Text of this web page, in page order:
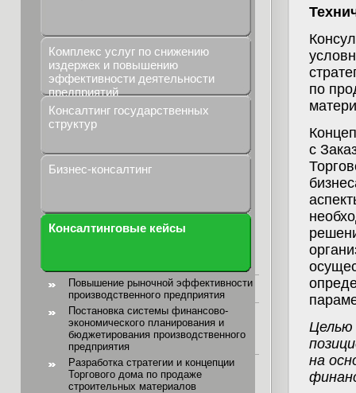
Комплекс услуг по снижению
издержек и повышению
эффективности деятельности
предприятий
Консалтинг государственных
структур
Бизнес-консалтинг
Консалтинговые кейсы
Повышение рыночной эффективности
производственного предприятия
Постановка системы финансово-
экономического планирования и
бюджетирования производственного
предприятия
Разработка стратегии и концепции
Торгового дома по продаже
строительных материалов
по
с
Целью
на